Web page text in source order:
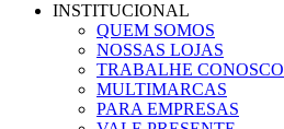
INSTITUCIONAL
QUEM SOMOS
NOSSAS LOJAS
TRABALHE CONOSCO
MULTIMARCAS
PARA EMPRESAS